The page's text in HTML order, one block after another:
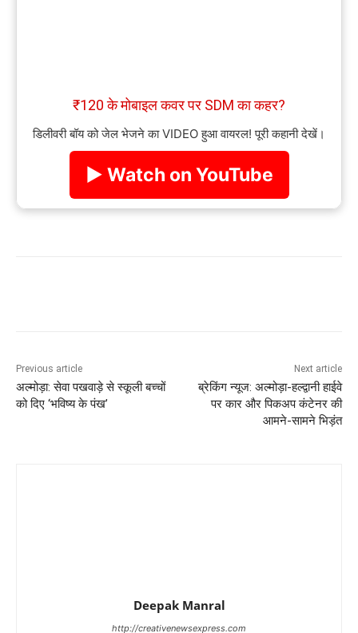
₹120 के मोबाइल कवर पर SDM का कहर?
डिलीवरी बॉय को जेल भेजने का VIDEO हुआ वायरल! पूरी कहानी देखें।
▶ Watch on YouTube
Previous article
अल्मोड़ा: सेवा पखवाड़े से स्कूली बच्चों
को दिए ‘भविष्य के पंख’
Next article
ब्रेकिंग न्यूज: अल्मोड़ा-हल्द्वानी हाईवे
पर कार और पिकअप कंटेनर की
आमने-सामने भिड़ंत
Deepak Manral
http://creativenewsexpress.com